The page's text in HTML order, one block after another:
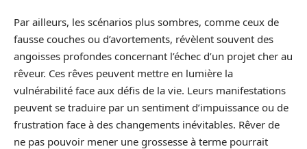
Par ailleurs, les scénarios plus sombres, comme ceux de
fausse couches ou d’avortements, révèlent souvent des
angoisses profondes concernant l’échec d’un projet cher au
rêveur. Ces rêves peuvent mettre en lumière la
vulnérabilité face aux défis de la vie. Leurs manifestations
peuvent se traduire par un sentiment d’impuissance ou de
frustration face à des changements inévitables. Rêver de
ne pas pouvoir mener une grossesse à terme pourrait